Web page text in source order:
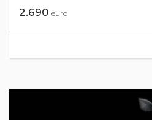
2.690 euro